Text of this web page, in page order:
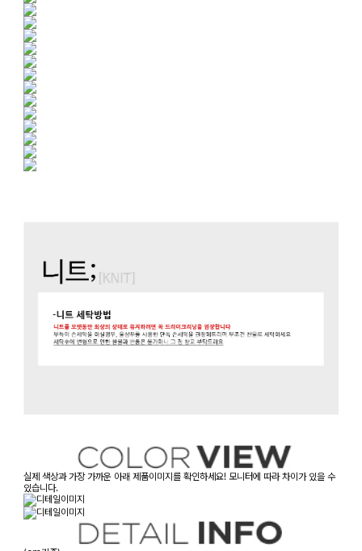
실제 색상과 가장 가까운 아래 제품이미지를 확인하세요! 모니터에 따라 차이가 있을 수
있습니다.